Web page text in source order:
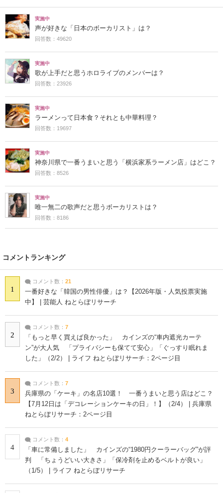
実施中
声が好きな「日本のボーカリスト」は？
回答数：49620
実施中
歌が上手だと思うホロライブのメンバーは？
回答数：23926
実施中
ラーメンって日本食？それとも中華料理？
回答数：19697
実施中
神奈川県で一番うまいと思う「横浜家系ラーメン店」はどこ？
回答数：8526
実施中
唯一無二の歌声だと思うボーカリストは？
回答数：8186
コメントランキング
1
コメント数： 21
一番好きな「韓国の男性俳優」は？【2026年版・人気投票実施
中】 | 芸能人 ねとらぼリサーチ
2
コメント数： 7
「もっと早く買えば良かった」 カインズの“車内遮光カーテ
ン”が大人気 「プライバシーも保てて安心」「ぐっすり眠れま
した」（2/2） | ライフ ねとらぼリサーチ：2ページ目
3
コメント数： 7
兵庫県の「ケーキ」の名店10選！ 一番うまいと思う店はどこ？
【7月12日は「デコレーションケーキの日」！】（2/4） | 兵庫県
ねとらぼリサーチ：2ページ目
4
コメント数： 4
「車に常備しました」 カインズの“1980円クーラーバッグ”が評
判 「ちょうどいい大きさ」「保冷剤を止めるベルトが良い」
（1/5） | ライフ ねとらぼリサーチ